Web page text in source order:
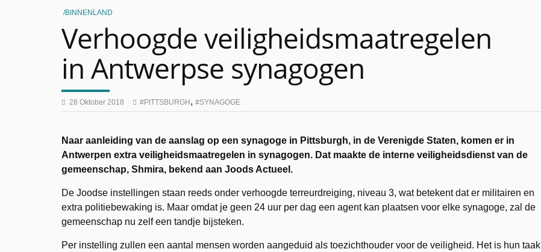
BINNENLAND
Verhoogde veiligheidsmaatregelen
in Antwerpse synagogen
28 Oktober 2018 PITTSBURGH, SYNAGOGE
Naar aanleiding van de aanslag op een synagoge in Pittsburgh, in de Verenigde Staten, komen er in
Antwerpen extra veiligheidsmaatregelen in synagogen. Dat maakte de interne veiligheidsdienst van de
gemeenschap, Shmira, bekend aan Joods Actueel.
De Joodse instellingen staan reeds onder verhoogde terreurdreiging, niveau 3, wat betekent dat er militairen en
extra politiebewaking is. Maar omdat je geen 24 uur per dag een agent kan plaatsen voor elke synagoge, zal de
gemeenschap nu zelf een tandje bijsteken.
Per instelling zullen een aantal mensen worden aangeduid als toezichthouder voor de veiligheid. Het is hun taak